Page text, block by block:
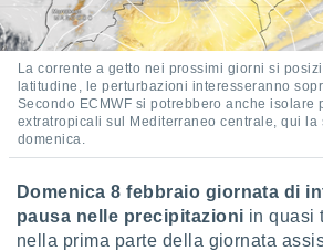
quali la
su
web,
e
di
dati
sulla
La corrente a getto nei prossimi giorni si
latitudine, le perturbazioni interesseranno
Secondo ECMWF si potrebbero anche isolare
extratropicali sul Mediterraneo centrale, qui la
domenica.
Domenica 8 febbraio giornata di
pausa nelle precipitazioni in quasi
nella prima parte della giornata